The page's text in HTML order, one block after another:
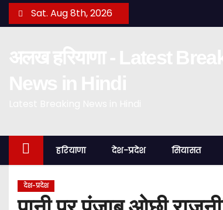
k
n
Sat. Aug 8th, 2026
हरियाणा देश-प्रदेश सियासत
देश-प्रदेश